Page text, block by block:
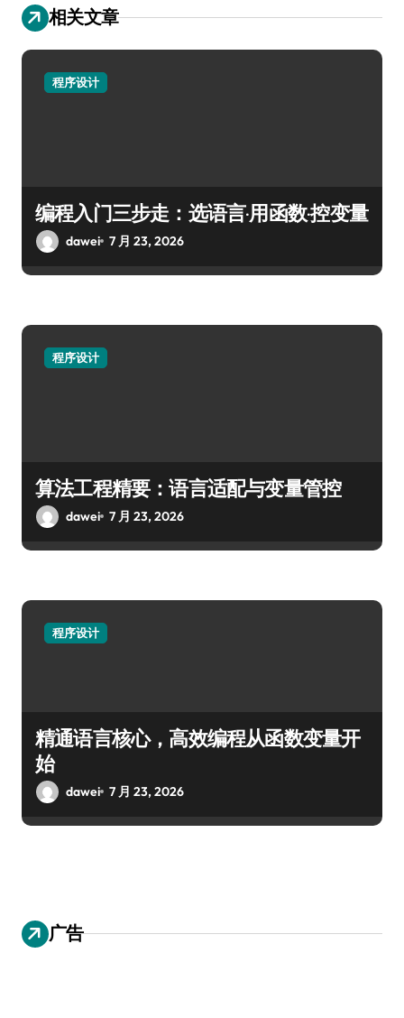
相关文章
程序设计
编程入门三步走：选语言·用函数·控变量
dawei 7 月 23, 2026
程序设计
算法工程精要：语言适配与变量管控
dawei 7 月 23, 2026
程序设计
精通语言核心，高效编程从函数变量开
始
dawei 7 月 23, 2026
广告